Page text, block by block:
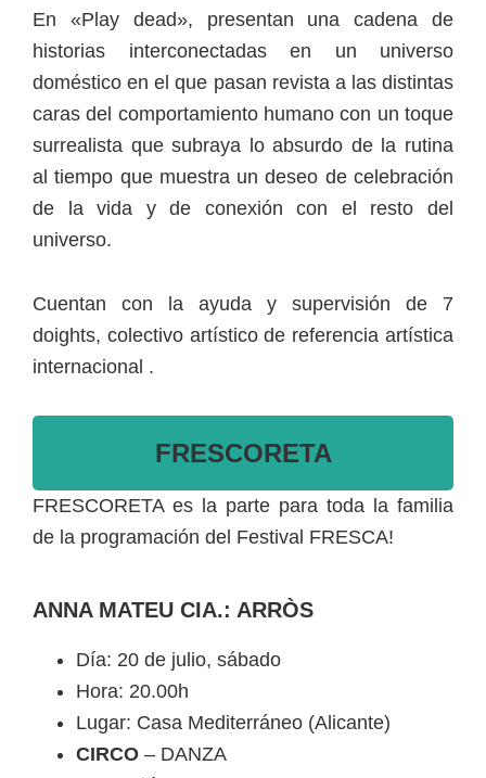
En «Play dead», presentan una cadena de
historias interconectadas en un universo
doméstico en el que pasan revista a las distintas
caras del comportamiento humano con un toque
surrealista que subraya lo absurdo de la rutina
al tiempo que muestra un deseo de celebración
de la vida y de conexión con el resto del
universo.
Cuentan con la ayuda y supervisión de 7
doights, colectivo artístico de referencia artística
internacional .
FRESCORETA
FRESCORETA es la parte para toda la familia
de la programación del Festival FRESCA!
ANNA MATEU CIA.: ARRÒS
Día: 20 de julio, sábado
Hora: 20.00h
Lugar: Casa Mediterráneo (Alicante)
CIRCO – DANZA